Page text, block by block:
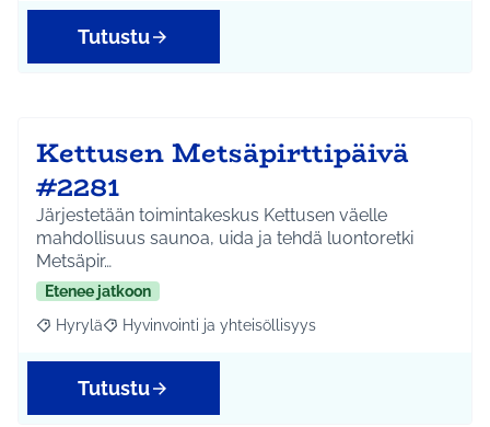
Tutustu
Kettusen Metsäpirttipäivä
#2281
Järjestetään toimintakeskus Kettusen väelle
mahdollisuus saunoa, uida ja tehdä luontoretki
Metsäpir…
Etenee jatkoon
Rajaa tulokset aihepiirin mukaan: Hyrylä
Hyrylä Rajaa tulokset teeman mukaan: Hyvinvointi ja
Hyvinvointi ja yhteisöllisyys
Tutustu